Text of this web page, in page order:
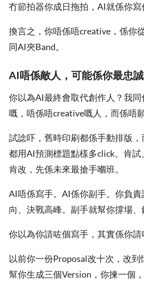
冇節拍器你成日拖拍，AI就係你寫
換言之，你唔係唔creative，係你
同AI夾Band。
AI唔係敵人，可能係你最忠
你以為AI最終會取代創作人？我
嘅，唔係唔creative嘅人，而係唔
試諗吓，舊時印刷都係手動排版
都用AI預測標題點樣多click。肯試
肯改，先係未來最搶手嗰班。
AI唔係寫手。AI係你副手。你負
向、決戰高峰。副手就幫你撐場、
你以為你請咗個寫手，其實係你請
以前你一份Proposal改十次，改到
幫你生成三個Version，你揀一個